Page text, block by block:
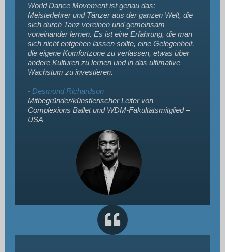
World Dance Movement ist genau das:
Meisterlehrer und Tänzer aus der ganzen Welt, die
sich durch Tanz vereinen und gemeinsam
voneinander lernen. Es ist eine Erfahrung, die man
sich nicht entgehen lassen sollte, eine Gelegenheit,
die eigene Komfortzone zu verlassen, etwas über
andere Kulturen zu lernen und in das ultimative
Wachstum zu investieren.
- Desmond Richardson
Mitbegründer/künstlerischer Leiter von
Complexions Ballet und WDM-Fakultätsmitglied –
USA